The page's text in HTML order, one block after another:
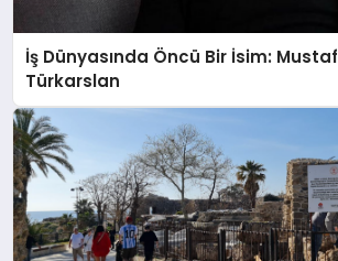
İş Dünyasında Öncü Bir İsim:
Türkarslan